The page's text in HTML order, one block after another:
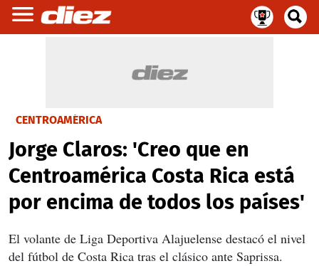
CENTROAMÉRICA
Jorge Claros: 'Creo que en
Centroamérica Costa Rica está
por encima de todos los países'
El volante de Liga Deportiva Alajuelense destacó el nivel
del fútbol de Costa Rica tras el clásico ante Saprissa.